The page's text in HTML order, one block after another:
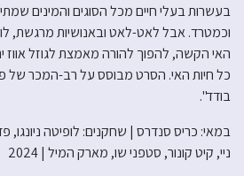
בעשרות בעלי חיים מכל הסוגים והמינים
וכמטרד. אבל לאט-לאט ובאנושיות מרגשת,
האי הקשה, להפוך להורה מאמצת לגוזל אווז
כל חיות האי. הסרט מבוסס על רב-המכר של
בודד".
במאי: כריס סנדרס | שחקנים: לופיטה ניונגו,
ניי, קיט קונור, סטפני שו, מארק המיל | 2024